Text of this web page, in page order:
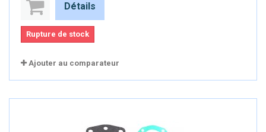
Détails
Rupture de stock
Ajouter au comparateur